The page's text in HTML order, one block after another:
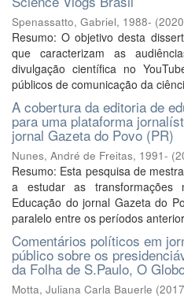
Spenassatto, Gabriel, 1988- (2020
Resumo: O objetivo desta
que caracterizam as
divulgação científica no
públicos de comunicação da
A cobertura da editoria de
para uma plataforma
jornal Gazeta do Povo (PR)
Nunes, André de Freitas, 1991- (
Resumo: Esta pesquisa de
a estudar as
Educação do jornal Gazeta do
paralelo entre os períodos
Comentários políticos em
público sobre os
da Folha de S.Paulo, O
Motta, Juliana Carla Bauerle (2017